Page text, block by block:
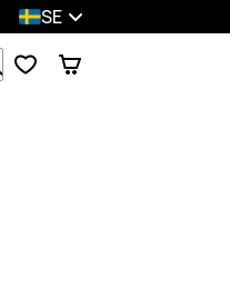
SE
Sök bland 1 000+ produkter